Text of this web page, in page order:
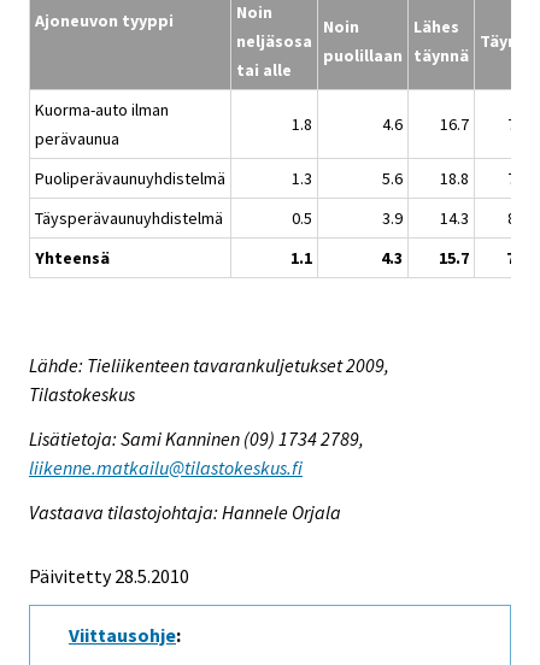
Ajoneuvon tyyppi
Noin
neljäsosa
tai alle
Noin
puolillaan
Lähes
täynnä
Täynnä
Kuorma-auto ilman
perävaunua
1.8 4.6 16.7 76.9
Puoliperävaunuyhdistelmä 1.3 5.6 18.8
74.4
Täysperävaunuyhdistelmä
0.5 3.9 14.3
81.2
Yhteensä
1.1 4.3 15.7 78.9
Lähde: Tieliikenteen tavarankuljetukset 2009,
Tilastokeskus
Lisätietoja: Sami Kanninen (09) 1734 2789,
liikenne.matkailu@tilastokeskus.fi
Vastaava tilastojohtaja: Hannele Orjala
Päivitetty 28.5.2010
Viittausohje: